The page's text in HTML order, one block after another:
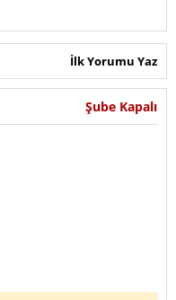
İlk Yorumu Yaz
Şube Kapalı